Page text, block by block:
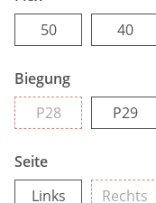
5050 4040
Biegung
P28P28 P29P29
Seite
LinksLinks Rechts